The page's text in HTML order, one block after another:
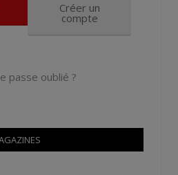
Créer un
compte
passe oublié ?